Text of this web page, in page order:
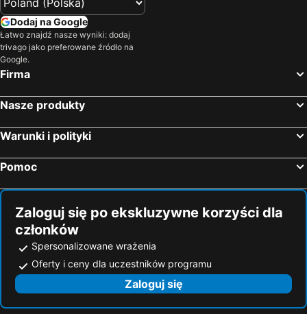
Dodaj na Google
Łatwo znajdź nasze wyniki: dodaj
trivago jako preferowane źródło na
Google.
Firma
Nasze produkty
Warunki i polityki
Pomoc
Zaloguj się po ekskluzywne korzyści dla
członków
Spersonalizowane wrażenia
Oferty i ceny dla uczestników programu
Zaloguj się